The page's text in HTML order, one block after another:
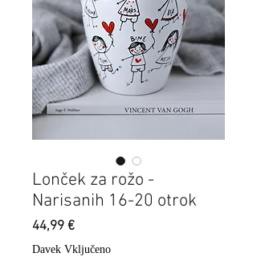
Lonček za rožo -
Narisanih 16-20 otrok
44,99 €Price
Davek Vključeno